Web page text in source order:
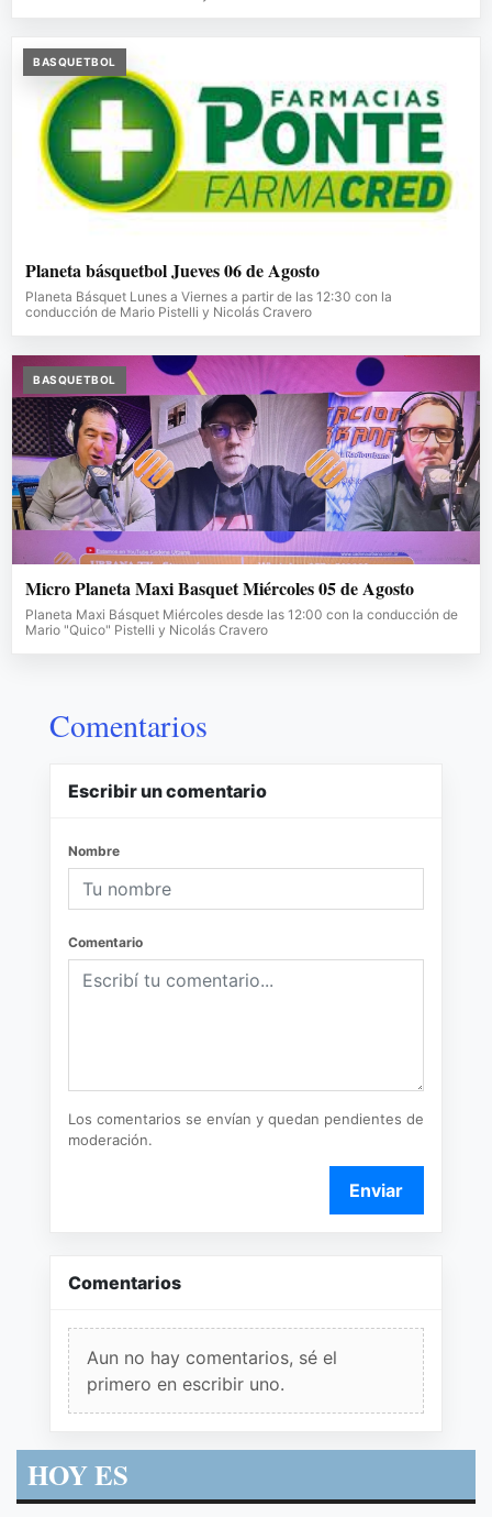
BASQUETBOL
Planeta básquetbol Jueves 06 de Agosto
Planeta Básquet Lunes a Viernes a partir de las 12:30 con la
conducción de Mario Pistelli y Nicolás Cravero
BASQUETBOL
Micro Planeta Maxi Basquet Miércoles 05 de Agosto
Planeta Maxi Básquet Miércoles desde las 12:00 con la conducción de
Mario "Quico" Pistelli y Nicolás Cravero
Comentarios
Escribir un comentario
Nombre
Comentario
Los comentarios se envían y quedan pendientes de
moderación.
Enviar
Comentarios
Aun no hay comentarios, sé el
primero en escribir uno.
HOY ES